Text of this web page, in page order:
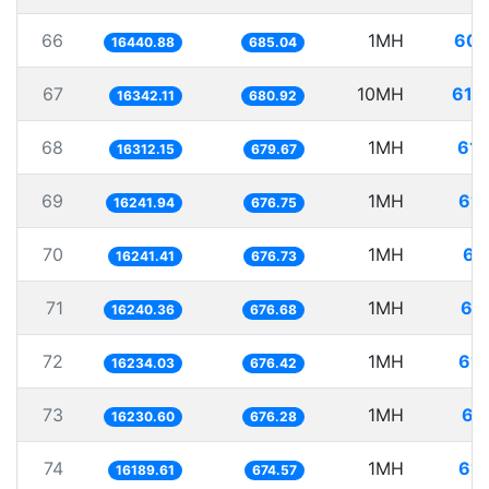
66 16440.88 685.04 1MH
67 16342.11 680.92 10MH
68 16312.15 679.67 1MH
69 16241.94 676.75 1MH
70 16241.41 676.73 1MH
71 16240.36 676.68 1MH
72 16234.03 676.42 1MH
73 16230.60 676.28 1MH
74 16189.61 674.57 1MH